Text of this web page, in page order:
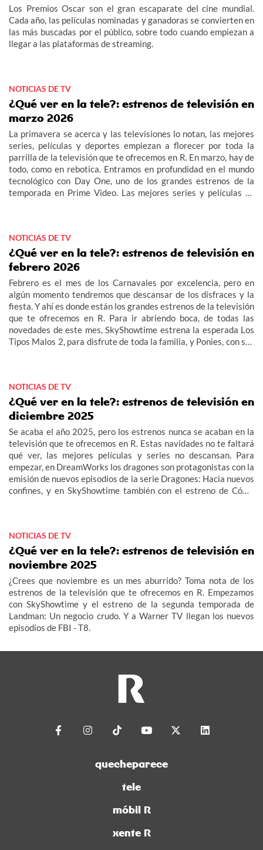
Los Premios Oscar son el gran escaparate del cine mundial.
Cada año, las películas nominadas y ganadoras se convierten en
las más buscadas por el público, sobre todo cuando empiezan a
llegar a las plataformas de streaming.
NOTICIAS DE TV
¿Qué ver en la tele?: estrenos de televisión en
marzo 2026
La primavera se acerca y las televisiones lo notan, las mejores
series, películas y deportes empiezan a florecer por toda la
parrilla de la televisión que te ofrecemos en R. En marzo, hay de
todo, como en rebotica. Entramos en profundidad en el mundo
tecnológico con Day One, uno de los grandes estrenos de la
temporada en Prime Video. Las mejores series y películas se
hospitalario de la mano de Nurses. Y no nos podemos olvidar de
los Óscars, que tienen una cita en Canal Hollywood.
NOTICIAS DE TV
¿Qué ver en la tele?: estrenos de televisión en
febrero 2026
Febrero es el mes de los Carnavales por excelencia, pero en
algún momento tendremos que descansar de los disfraces y la
fiesta. Y ahí es donde están los grandes estrenos de la televisión
que te ofrecemos en R. Para ir abriendo boca, de todas las
novedades de este mes, SkyShowtime estrena la esperada Los
Tipos Malos 2, para disfrute de toda la familia, y Ponies, con sus
ofrecemos en R. Y, además, pasaremos por Praga con el estreno
de la T8 de The Rookie en Warner TV.n
NOTICIAS DE TV
¿Qué ver en la tele?: estrenos de televisión en
diciembre 2025
Se acaba el año 2025, pero los estrenos nunca se acaban en la
televisión que te ofrecemos en R. Estas navidades no te faltará
qué ver, las mejores películas y series no descansan. Para
empezar, en DreamWorks los dragones son protagonistas con la
emisión de nuevos episodios de la serie Dragones: Hacia nuevos
confines, y en SkyShowtime también con el estreno de Cómo
NOTICIAS DE TV
¿Qué ver en la tele?: estrenos de televisión en
noviembre 2025
¿Crees que noviembre es un mes aburrido? Toma nota de los
estrenos de la televisión que te ofrecemos en R. Empezamos
con SkyShowtime y el estreno de la segunda temporada de
Landman: Un negocio crudo. Y a Warner TV llegan los nuevos
episodios de FBI - T8.
quecheparece
tele
móbil R
xente R